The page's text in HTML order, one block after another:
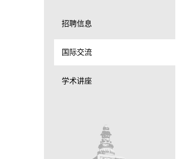
招聘信息
国际交流
学术讲座